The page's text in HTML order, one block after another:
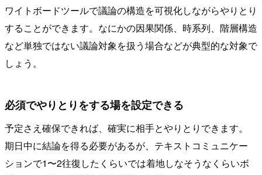
ワイトボードツールで議論の構造を可視化しながらやりとり
することができます。なにかの因果関係、時系列、階層構造
など単独ではない議論対象を扱う場合などが典型的な対象で
しょう。
必須でやりとりをする場を設定できる
予定さえ確保できれば、確実に相手とやりとりできます。
期日中に結論を得る必要があるが、テキストコミュニケー
ションで1〜2往復したくらいでは着地しなそうなくらいボ